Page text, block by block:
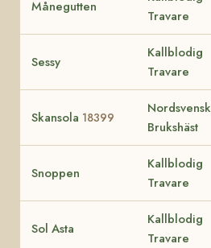
Månegutten
Travare
Sessy
Kallblodig
Travare
Skansola 18399
Nordsvensk
Brukshäst
Snoppen
Kallblodig
Travare
Sol Asta
Kallblodig
Travare